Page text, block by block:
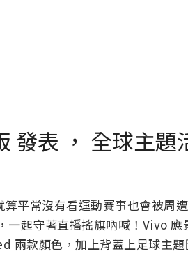
發表 ， 全球主題
平常沒有看運動賽事也會被周
起守著直播搖旗吶喊！Vivo 應
兩款顏色，加上背蓋上足球主